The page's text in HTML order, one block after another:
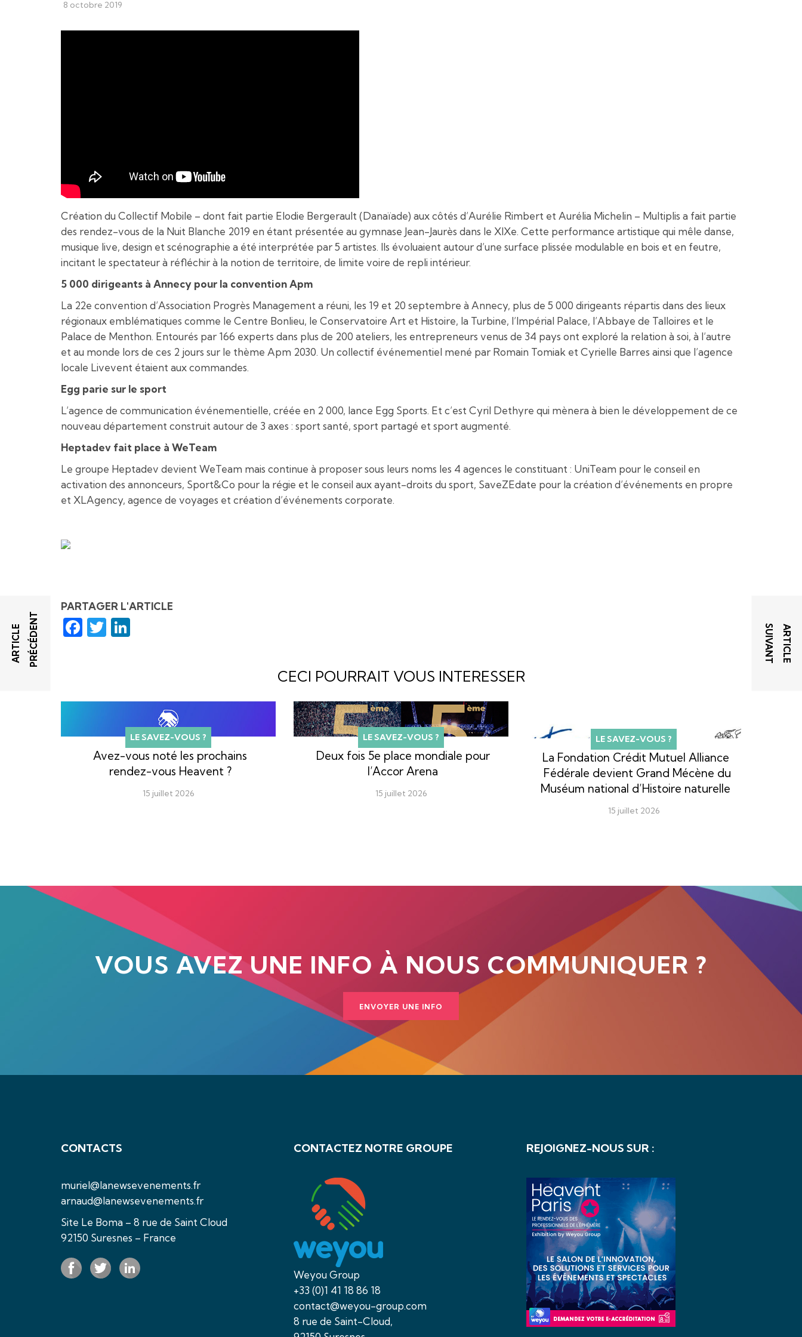
8 octobre 2019
Création du Collectif Mobile – dont fait partie Elodie Bergerault (Danaïade) aux côtés d’Aurélie Rimbert et Aurélia Michelin – Multiplis a fait partie
des rendez-vous de la Nuit Blanche 2019 en étant présentée au gymnase Jean-Jaurès dans le XIXe. Cette performance artistique qui mêle danse,
musique live, design et scénographie a été interprétée par 5 artistes. Ils évoluaient autour d’une surface plissée modulable en bois et en feutre,
incitant le spectateur à réfléchir à la notion de territoire, de limite voire de repli intérieur.
5 000 dirigeants à Annecy pour la convention Apm
La 22e convention d’Association Progrès Management a réuni, les 19 et 20 septembre à Annecy, plus de 5 000 dirigeants répartis dans des lieux
régionaux emblématiques comme le Centre Bonlieu, le Conservatoire Art et Histoire, la Turbine, l’Impérial Palace, l’Abbaye de Talloires et le
Palace de Menthon. Entourés par 166 experts dans plus de 200 ateliers, les entrepreneurs venus de 34 pays ont exploré la relation à soi, à l’autre
et au monde lors de ces 2 jours sur le thème Apm 2030. Un collectif événementiel mené par Romain Tomiak et Cyrielle Barres ainsi que l’agence
locale Livevent étaient aux commandes.
Egg parie sur le sport
L’agence de communication événementielle, créée en 2 000, lance Egg Sports. Et c’est Cyril Dethyre qui mènera à bien le développement de ce
nouveau département construit autour de 3 axes : sport santé, sport partagé et sport augmenté.
Heptadev fait place à WeTeam
Le groupe Heptadev devient WeTeam mais continue à proposer sous leurs noms les 4 agences le constituant : UniTeam pour le conseil en
activation des annonceurs, Sport&Co pour la régie et le conseil aux ayant-droits du sport, SaveZEdate pour la création d’événements en propre
et XLAgency, agence de voyages et création d’événements corporate.
PARTAGER L'ARTICLE
Facebook
Twitter
A
R
T
I
C
L
E
P
R
É
C
É
D
E
N T A
R
T
I
C
L
E
S
U
I
V
A
N
T
CECI POURRAIT VOUS INTERESSER
LE SAVEZ-VOUS ?
Avez-vous noté les prochains
rendez-vous Heavent ?
15 juillet 2026
LE SAVEZ-VOUS ?
Deux fois 5e place mondiale pour
l’Accor Arena
15 juillet 2026
LE SAVEZ-VOUS ?
La Fondation Crédit Mutuel Alliance
Fédérale devient Grand Mécène du
Muséum national d’Histoire naturelle
15 juillet 2026
VOUS AVEZ UNE INFO À NOUS COMMUNIQUER ?
ENVOYER UNE INFO
CONTACTS
muriel@lanewsevenements.fr
arnaud@lanewsevenements.fr
Site Le Boma – 8 rue de Saint Cloud
92150 Suresnes – France
CONTACTEZ NOTRE GROUPE
Weyou Group
+33 (0)1 41 18 86 18
contact@weyou-group.com
8 rue de Saint-Cloud,
REJOIGNEZ-NOUS SUR :